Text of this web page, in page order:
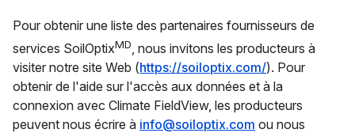
Pour obtenir une liste des partenaires fournisseurs de
services SoilOptixMD , nous invitons les producteurs à
visiter notre site Web (https://soiloptix.com/). Pour
obtenir de l'aide sur l'accès aux données et à la
connexion avec Climate FieldView, les producteurs
peuvent nous écrire à info@soiloptix.com ou nous